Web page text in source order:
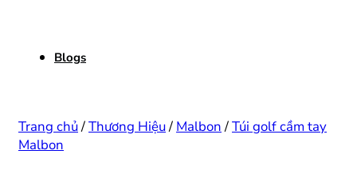
Blogs
Trang chủ/Thương Hiệu/ Malbon /Túi golf cầm tay
Malbon